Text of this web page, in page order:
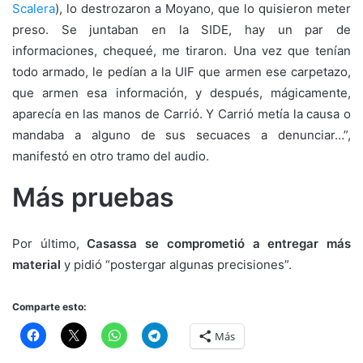
Scalera), lo destrozaron a Moyano, que lo quisieron meter
preso. Se juntaban en la SIDE, hay un par de
informaciones, chequeé, me tiraron. Una vez que tenían
todo armado, le pedían a la UIF que armen ese carpetazo,
que armen esa información, y después, mágicamente,
aparecía en las manos de Carrió. Y Carrió metía la causa o
mandaba a alguno de sus secuaces a denunciar…”,
manifestó en otro tramo del audio.
Más pruebas
Por último,Casassa se comprometió a entregar más
material y pidió “postergar algunas precisiones”.
Comparte esto:
Más